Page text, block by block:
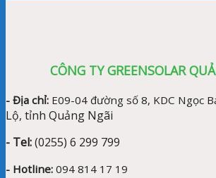
CÔNG TY GREENSOLAR
- Địa chỉ: E09-04 đường số 8, KDC Ngọc
Lộ, tỉnh Quảng Ngãi
- Tel:(0255) 6 299 799
- Hotline: 094 814 17 19